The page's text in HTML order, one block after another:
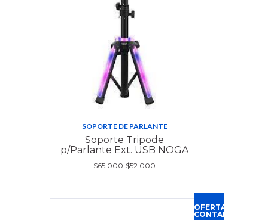
SOPORTE DE PARLANTE
Soporte Tripode
p/Parlante Ext. USB NOGA
$65.000 $52.000
OFERTA
CONTADO